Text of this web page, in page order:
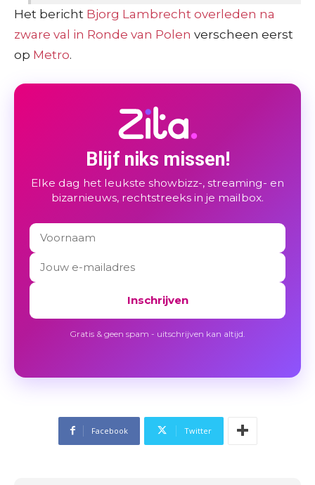
Het bericht Bjorg Lambrecht overleden na
zware val in Ronde van Polen verscheen eerst
op Metro.
Blijf niks missen!
Elke dag het leukste showbizz-, streaming- en
bizarnieuws, rechtstreeks in je mailbox.
Inschrijven
Gratis & geen spam - uitschrijven kan altijd.
Facebook Twitter